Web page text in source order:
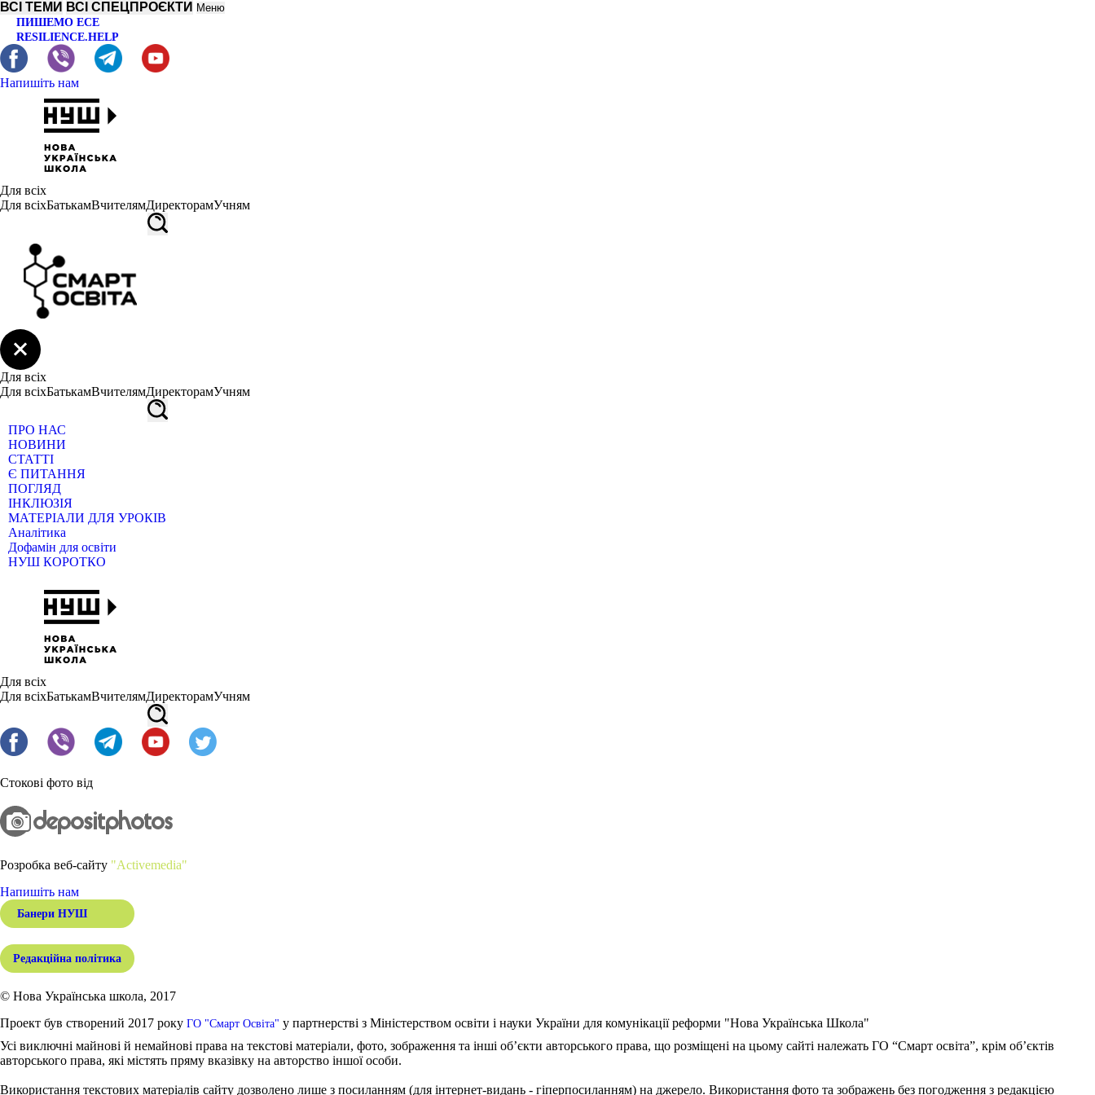
ВСІ ТЕМИ ВСІ СПЕЦПРОЄКТИ Меню
ПИШЕМО ЕСЕ
RESILIENCE.HELP
Напишіть нам
Для всіх
Для всіхБатькамВчителямДиректорамУчням
Для всіх
Для всіхБатькамВчителямДиректорамУчням
ПРО НАС
НОВИНИ
СТАТТІ
Є ПИТАННЯ
ПОГЛЯД
ІНКЛЮЗІЯ
МАТЕРІАЛИ ДЛЯ УРОКІВ
Аналітика
Дофамін для освіти
НУШ КОРОТКО
Для всіх
Для всіхБатькамВчителямДиректорамУчням
Стокові фото від
Розробка веб-сайту "Activemedia"
Напишіть нам
Банери НУШ
Редакційна політика
© Нова Українська школа, 2017
Проект був створений 2017 року ГО "Смарт Освіта" у партнерстві з Міністерством освіти і науки України для комунікації реформи "Нова Українська Школа"
Усі виключні майнові й немайнові права на текстові матеріали, фото, зображення та інші об’єкти авторського права, що розміщені на цьому сайті належать ГО “Смарт освіта”, крім об’єктів
авторського права, які містять пряму вказівку на авторство іншої особи.
Використання текстових матеріалів сайту дозволено лише з посиланням (для інтернет-видань - гіперпосиланням) на джерело. Використання фото та зображень без погодження з редакцією